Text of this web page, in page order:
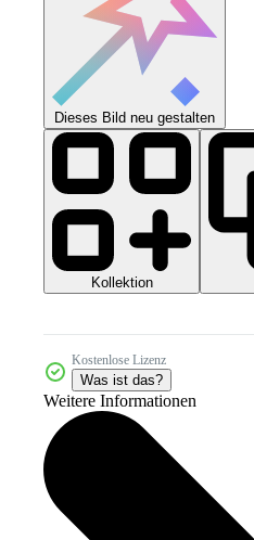
Dieses Bild neu gestalten
Kollektion
Kostenlose Lizenz
Was ist das?
Weitere Informationen